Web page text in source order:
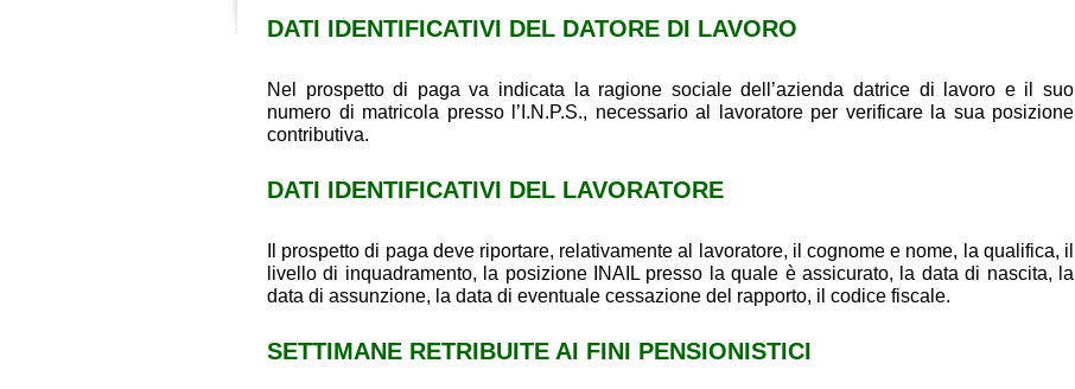
DATI IDENTIFICATIVI DEL DATORE DI LAVORO
Nel prospetto di paga va indicata la ragione sociale dell’azienda datrice di lavoro e il suo
numero di matricola presso l’I.N.P.S., necessario al lavoratore per verificare la sua posizione
contributiva.
DATI IDENTIFICATIVI DEL LAVORATORE
Il prospetto di paga deve riportare, relativamente al lavoratore, il cognome e nome, la qualifica, il
livello di inquadramento, la posizione INAIL presso la quale è assicurato, la data di nascita, la
data di assunzione, la data di eventuale cessazione del rapporto, il codice fiscale.
SETTIMANE RETRIBUITE AI FINI PENSIONISTICI